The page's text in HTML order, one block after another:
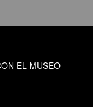
EL MUSEO